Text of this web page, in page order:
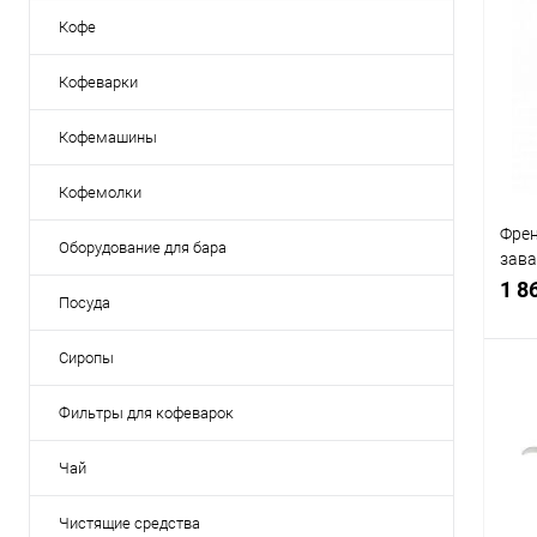
Кофе
Кофеварки
Кофемашины
Кофемолки
Оборудование для бара
Посуда
Сиропы
Фильтры для кофеварок
Чай
Чистящие средства
мл.
1